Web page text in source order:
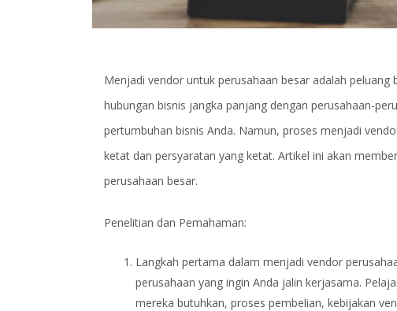
Menjadi vendor untuk perusahaan besar adalah
hubungan bisnis jangka panjang dengan perusahaan-
pertumbuhan bisnis Anda. Namun, proses menjadi
ketat dan persyaratan yang ketat. Artikel ini akan
perusahaan besar.
Penelitian dan Pemahaman:
Langkah pertama dalam menjadi vendor
perusahaan yang ingin Anda jalin kerjasama.
mereka butuhkan, proses pembelian, kebijakan